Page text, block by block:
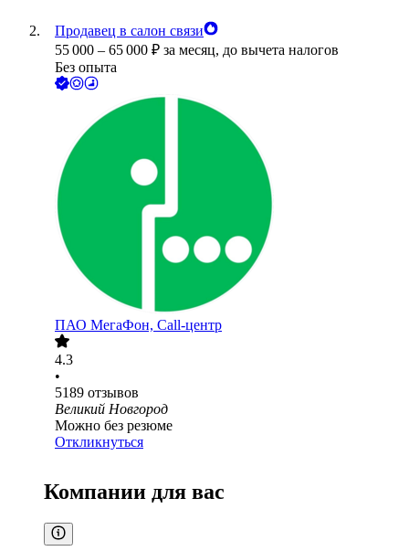
Продавец в салон связи
55 000 – 65 000 ₽ за месяц, до вычета налогов
Без опыта
ПАО МегаФон, Call-центр
4.3
•
5189 отзывов
Великий Новгород
Можно без резюме
Откликнуться
Компании для вас